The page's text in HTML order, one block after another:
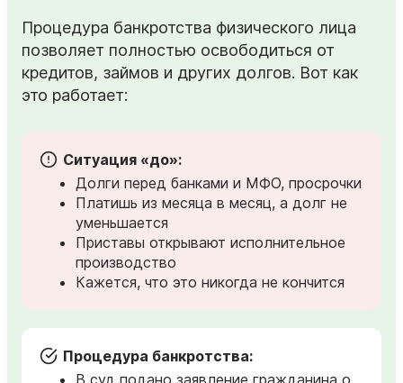
Процедура банкротства физического лица
позволяет полностью освободиться от
кредитов, займов и других долгов. Вот как
это работает:
Ситуация «до»:
Долги перед банками и МФО, просрочки
Платишь из месяца в месяц, а долг не
уменьшается
Приставы открывают исполнительное
производство
Кажется, что это никогда не кончится
Процедура банкротства:
В суд подано заявление гражданина о